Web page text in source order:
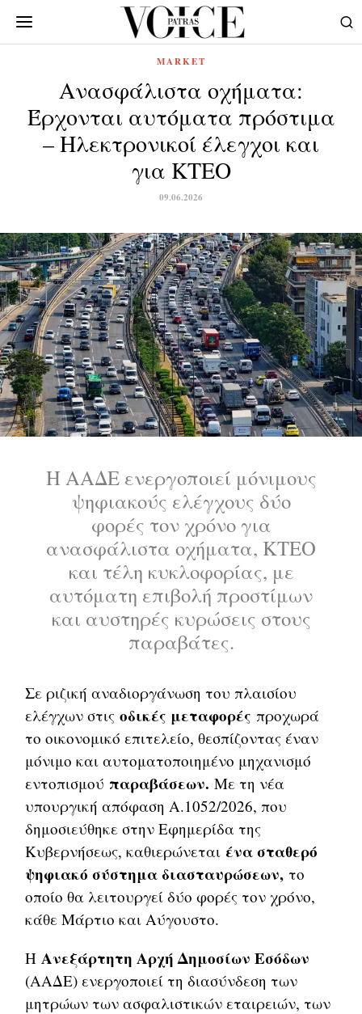
MARKET
Ανασφάλιστα οχήματα:
Έρχονται αυτόματα πρόστιμα
– Ηλεκτρονικοί έλεγχοι και
για ΚΤΕΟ
09.06.2026
Η ΑΑΔΕ ενεργοποιεί μόνιμους
ψηφιακούς ελέγχους δύο
φορές τον χρόνο για
ανασφάλιστα οχήματα, ΚΤΕΟ
και τέλη κυκλοφορίας, με
αυτόματη επιβολή προστίμων
και αυστηρές κυρώσεις στους
παραβάτες.
Σε ριζική αναδιοργάνωση του πλαισίου
ελέγχων στις οδικές μεταφορές προχωρά
το οικονομικό επιτελείο, θεσπίζοντας έναν
μόνιμο και αυτοματοποιημένο μηχανισμό
εντοπισμού παραβάσεων. Με τη νέα
υπουργική απόφαση Α.1052/2026, που
δημοσιεύθηκε στην Εφημερίδα της
Κυβερνήσεως, καθιερώνεται ένα σταθερό
ψηφιακό σύστημα διασταυρώσεων, το
οποίο θα λειτουργεί δύο φορές τον χρόνο,
κάθε Μάρτιο και Αύγουστο.
Η Ανεξάρτητη Αρχή Δημοσίων Εσόδων
(ΑΑΔΕ) ενεργοποιεί τη διασύνδεση των
μητρώων των ασφαλιστικών εταιρειών, των